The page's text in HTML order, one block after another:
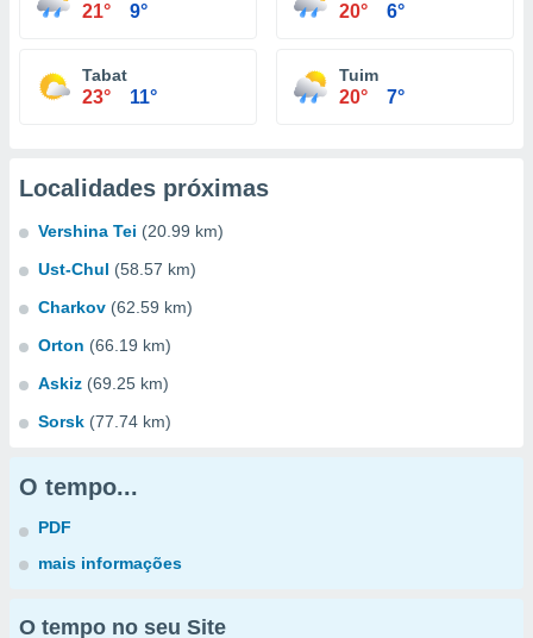
21° 9° 20° 6°
Tabat
23° 11°
Tuim
20° 7°
Localidades próximas
Vershina Tei (20.99 km)
Ust-Chul (58.57 km)
Charkov (62.59 km)
Orton (66.19 km)
Askiz (69.25 km)
Sorsk (77.74 km)
O tempo...
PDF
mais informações
O tempo no seu Site